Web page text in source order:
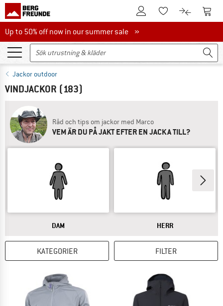
Till kundkontotTill minneslistan.
Till Till
Up to 50% off now in our summer sale
Up to 50% off now in our summer sale »
Jackor outdoor
VINDJACKOR (183)
Råd och tips om jackor med Marco
VEM ÄR DU PÅ JAKT EFTER EN JACKA TILL?
SVARET
DAM SVARET
HERR
KATEGORIER FILTER